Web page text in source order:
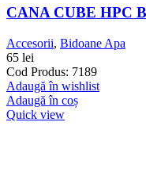
CANA CUBE HPC
Accesorii, Bidoane Apa
65 lei
Cod Produs: 7189
Adaugă în wishlist
Adaugă în coș
Quick view